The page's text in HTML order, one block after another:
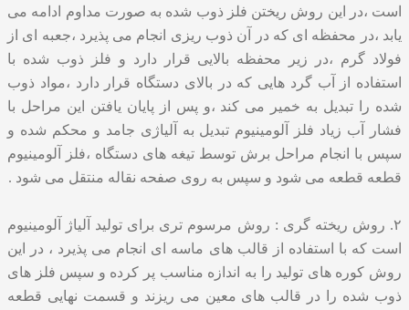
است ،در این روش ریختن فلز ذوب شده به صورت مداوم ادامه می
یابد ،در محفظه ای که در آن ذوب ریزی انجام می پذیرد ،جعبه ای از
فولاد گرم ،در زیر محفظه بالایی قرار دارد و فلز ذوب شده با
استفاده از آب گرد هایی که در بالای دستگاه قرار دارد ،مواد ذوب
شده را تبدیل به خمیر می کند ،و پس از پایان یافتن این مراحل با
فشار آب زیاد فلز آلومینیوم تبدیل به آلیاژی جامد و محکم شده و
سپس با انجام مراحل برش توسط تیغه های دستگاه ،فلز آلومینیوم
قطعه قطعه می شود و سپس به روی صفحه نقاله منتقل می شود .
۲. روش ریخته گری : روش مرسوم تری برای تولید آلیاژ آلومینیوم
است که با استفاده از قالب های ماسه ای انجام می پذیرد ، در این
روش کوره های تولید را به اندازه مناسب پر کرده و سپس فلز های
ذوب شده را در قالب های معین می ریزند و قسمت نهایی قطعه